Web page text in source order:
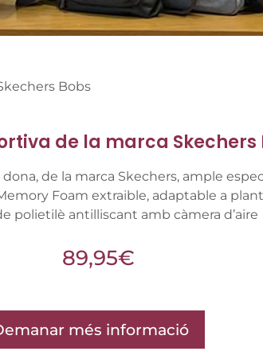
Bobs
de la marca Skechers
de la marca Skechers, ample
Foam extraible, adaptable a
polietilè antilliscant amb càmera d’aire
89,95€
més informació